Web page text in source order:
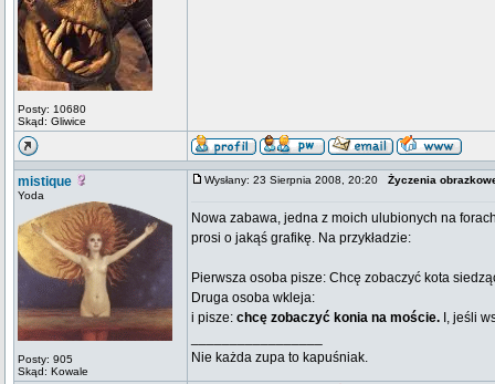
Posty: 10680
Skąd: Gliwice
mistique
Yoda
Posty: 905
Skąd: Kowale
Wysłany: 23 Sierpnia 2008, 20:20 Życzenia
Nowa zabawa, jedna z moich ulubionych na
prosi o jakąś grafikę. Na przykładzie:
Pierwsza osoba pisze: Chcę zobaczyć kota
Druga osoba wkleja:
i pisze: chcę zobaczyć konia na moście. I, jeśli
Nie każda zupa to kapuśniak.